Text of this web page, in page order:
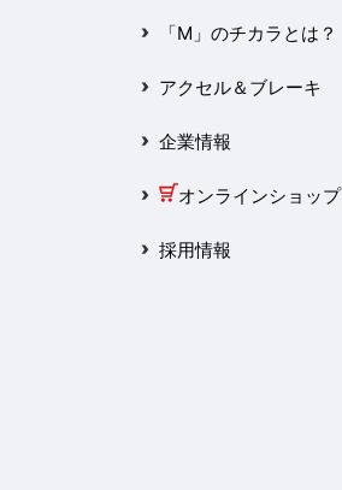
2024年12月
2024年11月
2024年10月
「M」のチカラとは？
アクセル＆ブレーキ
企業情報
オンラインショップ
採用情報